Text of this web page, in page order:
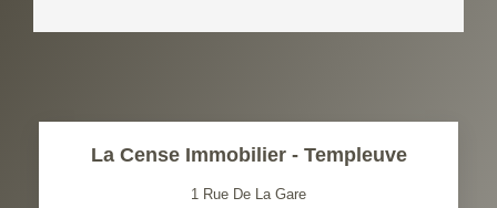
La Cense Immobilier - Templeuve
1 Rue De La Gare